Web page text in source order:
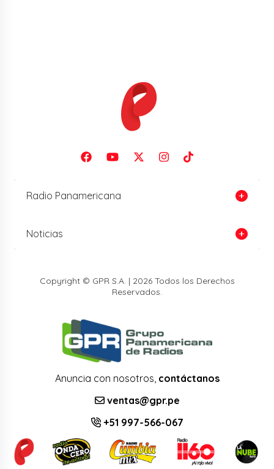
Radio Panamericana
Noticias
Copyright © GPR S.A. | 2026 Todos los Derechos
Reservados.
Anuncia con nosotros, contáctanos
ventas@gpr.pe
+51 997-566-067